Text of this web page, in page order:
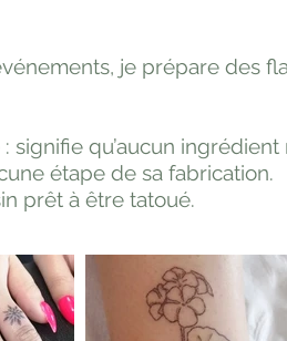
je prépare des
signifie qu’aucun
étape de sa fabrication.
prêt à être tatoué.